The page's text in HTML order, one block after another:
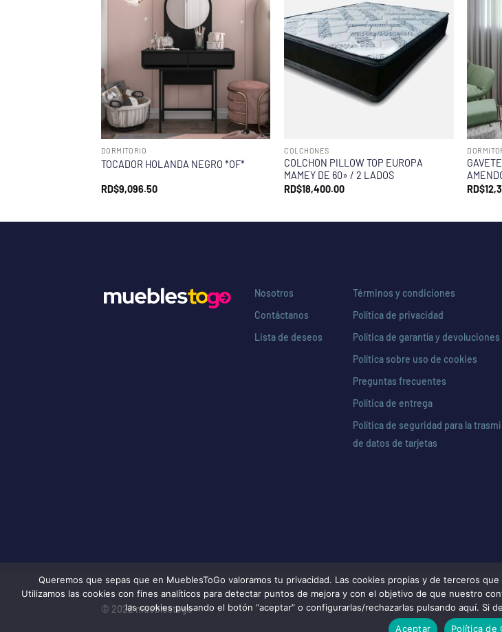
DORMITORIO
TOCADOR HOLANDA NEGRO *OF*
RD$9,096.50
COLCHONES
COLCHON PILLOW TOP EUROPA
MAMEY DE 60» / 2 LADOS
RD$18,400.00
RD$
Nosotros
Contáctanos
Lista de deseos
Términos y condiciones
Política de privacidad
Política de garantía y devoluciones
Política sobre uso de cookies
Preguntas frecuentes
Política de entrega
Política de seguridad para la
de datos de tarjetas
© 2022 mueblestogo
Queremos que sepas que en MueblesToGo valoramos tu privacidad. Las cookies propias y de terceros
Utilizamos las cookies con fines analíticos para detectar puntos de mejora y con el objetivo de que nuestro
las cookies pulsando el botón “aceptar” o configurarlas/rechazarlas pulsando aquí. Si
Aceptar
Política de